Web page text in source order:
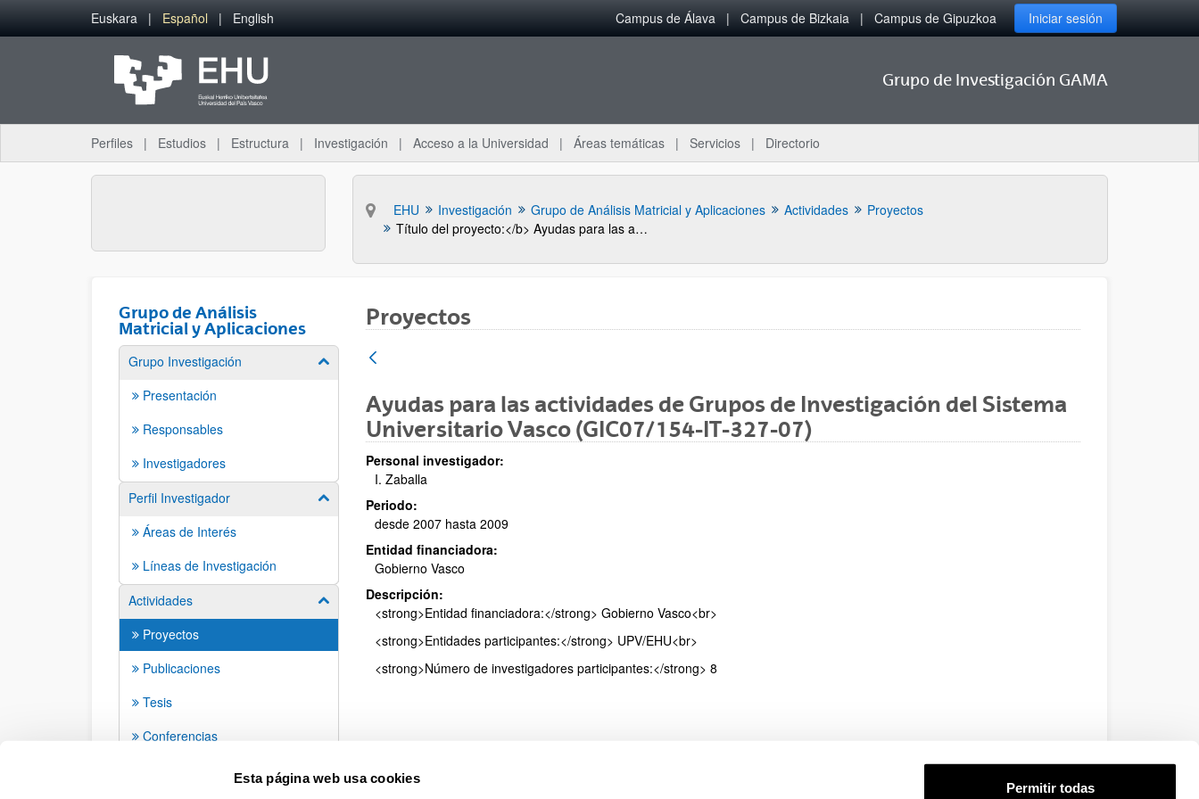
Esta página web usa cookies
Permitir todas
Saltar al contenido principal
Euskara Español English Campus de Álava Campus de Bizkaia Campus de Gipuzkoa Iniciar sesión
Grupo de Investigación GAMA
Perfiles Estudios Estructura Investigación Acceso a la Universidad Áreas temáticas Servicios Directorio
EHU Investigación Grupo de Análisis Matricial y Aplicaciones Actividades
Proyectos
Título del proyecto:</b> Ayudas para las actividades de Grupos de Investigación del Sistema Universitario Vasco (GIC07/154-IT-327-07)
Grupo de Análisis
Matricial y Aplicaciones
Grupo Investigación Mostrar/ocultar subpáginas
Presentación
Responsables
Investigadores
Perfil Investigador
Mostrar/ocultar subpáginas
Áreas de Interés
Líneas de Investigación
Actividades
Mostrar/ocultar subpáginas
Proyectos
Publicaciones
Tesis
Conferencias
Proyectos
Ayudas para las actividades de Grupos de Investigación del Sistema
Universitario Vasco (GIC07/154-IT-327-07)
Personal investigador:
I. Zaballa
Periodo:
desde 2007 hasta 2009
Entidad financiadora:
Gobierno Vasco
Descripción:
<strong>Entidad financiadora:</strong> Gobierno Vasco<br>
<strong>Entidades participantes:</strong> UPV/EHU<br>
<strong>Número de investigadores participantes:</strong> 8